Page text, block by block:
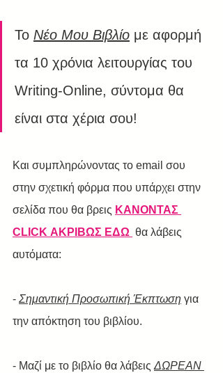
Το Νέο Μου Βιβλίο με αφορμή
τα 10 χρόνια λειτουργίας του
Writing-Online, σύντομα θα
είναι στα χέρια σου!
Και συμπληρώνοντας το email σου
στην σχετική φόρμα που υπάρχει στην
σελίδα που θα βρεις ΚΑΝΟΝΤΑΣ
CLICK ΑΚΡΙΒΩΣ ΕΔΩ θα λάβεις
αυτόματα:
- Σημαντική Προσωπική Έκπτωση για
την απόκτηση του βιβλίου.
- Μαζί με το βιβλίο θα λάβεις ΔΩΡΕΑΝ